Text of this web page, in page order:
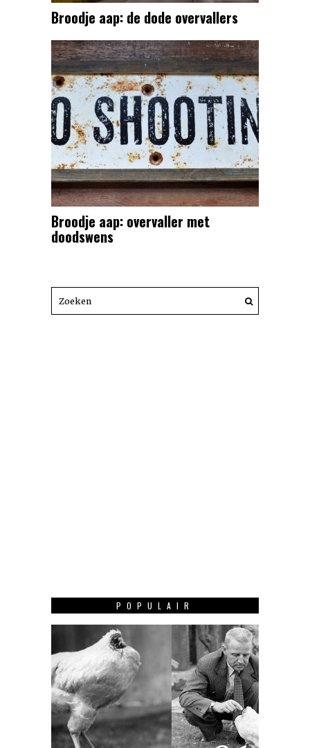
Broodje aap: de dode overvallers
Broodje aap: overvaller met
doodswens
POPULAIR